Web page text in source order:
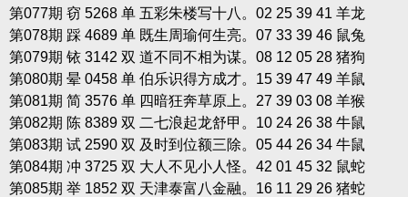
第077期 窃 5268 单 五彩朱楼写十八。02 25 39 41 羊龙
第078期 踩 4689 单 既生周瑜何生亮。07 33 39 46 鼠兔
第079期 铱 3142 双 道不同不相为谋。08 12 05 28 猪狗
第080期 晕 0458 单 伯乐识得方成才。15 39 47 49 羊鼠
第081期 简 3576 单 四暗狂奔草原上。27 39 03 08 羊猴
第082期 陈 8389 双 二七浪起龙舒甲。10 24 26 38 牛鼠
第083期 试 2590 双 及时到位额三除。05 44 26 34 牛鼠
第084期 冲 3725 双 大人不见小人怪。42 01 45 32 鼠蛇
第085期 举 1852 双 天津泰富八金融。16 11 29 26 猪蛇